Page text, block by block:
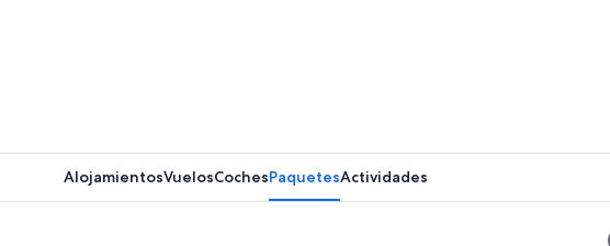
AlojamientosVuelosCochesPaquetesActividades